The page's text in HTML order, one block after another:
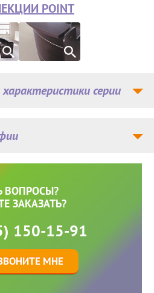
POINT
серии
ВОПРОСЫ?
ЗАКАЗАТЬ?
150-15-91
МНЕ